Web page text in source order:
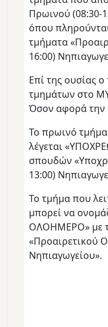
Πρωινού (08:30-
όπου
τμήματα
16:00)
Επί της ουσίας
τμημάτων στο
Όσον αφορά την
To πρωινό
λέγεται
σπουδών
13:00)
Το τμήμα που
μπορεί να
ΟΛΟΗΜΕΡΟ» με
«Προαιρετικού
Νηπιαγωγείου».